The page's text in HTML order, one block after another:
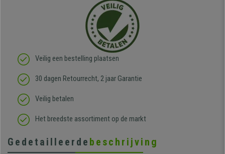
Veilig een bestelling plaatsen
30 dagen Retourrecht, 2 jaar Garantie
Veilig betalen
Het breedste assortiment op de markt
Gedetailleerde beschrijving